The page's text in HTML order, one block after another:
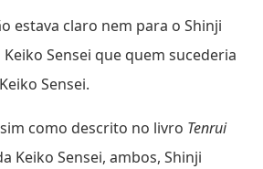
estava claro nem para o Shinji
Sensei que quem sucederia
Sensei.
como descrito no livro Tenrui
Keiko Sensei, ambos, Shinji